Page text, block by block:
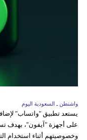
واشنطن ـ السعودية اليوم
يستعد تطبيق "واتساب"
على أجهزة "آيفون"، بهدف
وخصوصيتهم أثناء استخدام